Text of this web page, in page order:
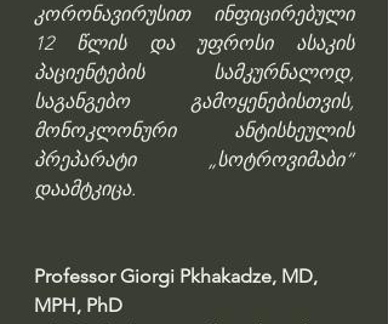
კორონავირუსით ინფიცირებული
12 წლის და უფროსი ასაკის
პაციენტების სამკურნალოდ,
საგანგებო გამოყენებისთვის,
მონოკლონური ანტისხეულის
პრეპარატი „სოტროვიმაბი“
დაამტკიცა.
Professor Giorgi Pkhakadze, MD,
MPH, PhD